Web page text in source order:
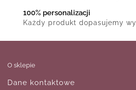
100% personalizacji
Każdy produkt dopasujemy
O sklepie
Dane kontaktowe